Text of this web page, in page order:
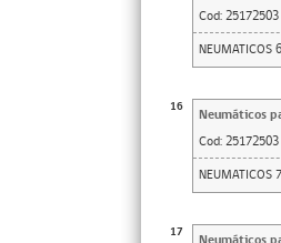
Cod: 25172503
NEUMATICOS
16
Neumáticos
Cod: 25172503
NEUMATICOS
17